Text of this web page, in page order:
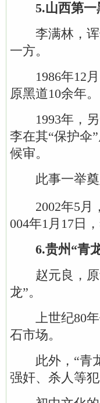
5.山西第一
李满林，诨
一方。
1986年12月
原黑道10余年。
1993年，另
李在其“保护伞
候审。
此事一举奠
2002年5月，
004年1月17日
6.贵州“青龙
赵元良，原
龙”。
上世纪80年
石市场。
此外，“青龙
强奸、杀人等